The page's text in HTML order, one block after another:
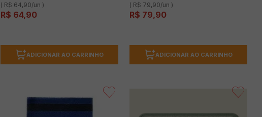
( R$ 64,90/un )
R$ 64,90
ADICIONAR AO CARRINHO
( R$ 79,90/un )
R$ 79,90
ADICIONAR AO CARRINHO